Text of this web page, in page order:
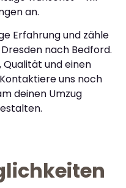
an.
Erfahrung und zähle
nach Bedford.
Qualität und einen
uns noch
deinen Umzug